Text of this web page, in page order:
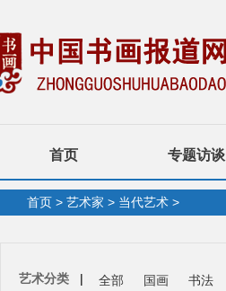
首页 专题访谈
首页 > 艺术家 > 当代艺术 >
艺术分类 | 全部 国画 书法